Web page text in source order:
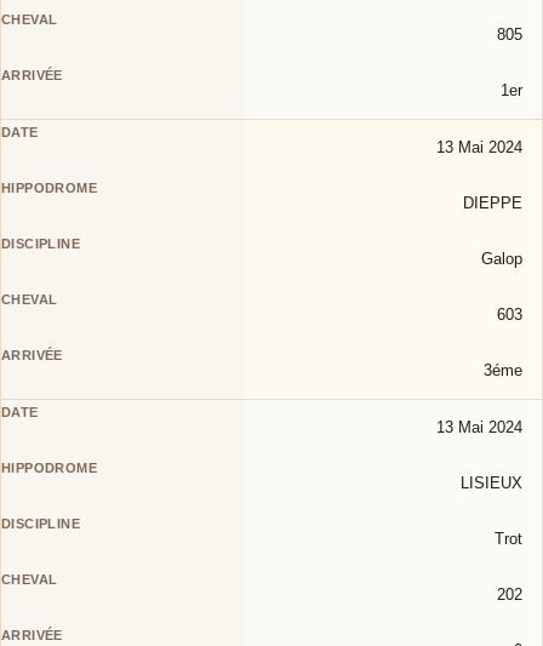
805
1er
13 Mai 2024
DIEPPE
Galop
603
3éme
13 Mai 2024
LISIEUX
Trot
202